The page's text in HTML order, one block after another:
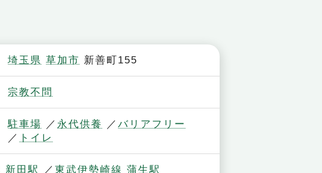
埼玉県 草加市 新善町155
宗教不問
駐車場 永代供養
バリアフリー
トイレ
新田駅 東武伊勢崎線 蒲生駅